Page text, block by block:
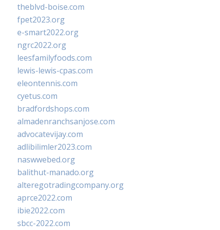
theblvd-boise.com
fpet2023.org
e-smart2022.org
ngrc2022.org
leesfamilyfoods.com
lewis-lewis-cpas.com
eleontennis.com
cyetus.com
bradfordshops.com
almadenranchsanjose.com
advocatevijay.com
adlibilimler2023.com
naswwebed.org
balithut-manado.org
alteregotradingcompany.org
aprce2022.com
ibie2022.com
sbcc-2022.com